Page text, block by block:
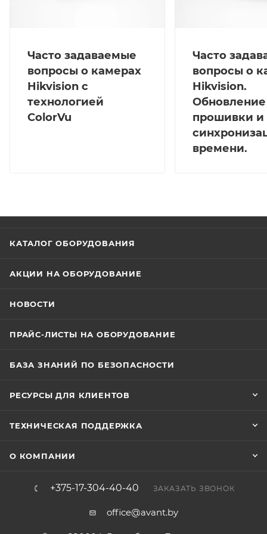
Часто задаваемые
вопросы о камерах
Hikvision с
технологией
ColorVu
Часто
вопросы о
Hikvision.
Обновление
прошивки и
времени.
КАТАЛОГ ОБОРУДОВАНИЯ
АКЦИИ НА ОБОРУДОВАНИЕ
НОВОСТИ
ПРАЙС-ЛИСТЫ НА ОБОРУДОВАНИЕ
БАЗА ЗНАНИЙ ПО БЕЗОПАСНОСТИ
РЕСУРСЫ ДЛЯ КЛИЕНТОВ
ТЕХНИЧЕСКАЯ ПОДДЕРЖКА
О КОМПАНИИ
+375-17-304-40-40 ЗАКАЗАТЬ ЗВОНОК
office@avant.by